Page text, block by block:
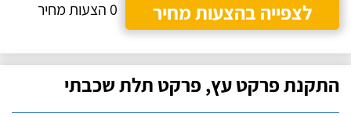
לצפייה בהצעות מחיר
0 הצעות מחיר
התקנת פרקט עץ, פרקט תלת שכבתי